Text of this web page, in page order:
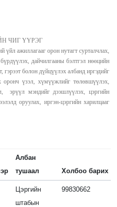
ЧИГ ҮҮРЭГ
үйл ажиллагааг орон нутагт сурталчлах,
дайчилгааны бэлтгэл нөөцийн
гэрээт болон дүйцүүлэх албанд иргэдийг
оронч үзэл, хүмүүжлийг төлөвшүүлэх,
эрүүл мэндийг дээшлүүлэх, цэргийн
оруулах, иргэн-цэргийн харилцааг
Албан
тушаал
Холбоо барих
Цэргийн
штабын
99830662